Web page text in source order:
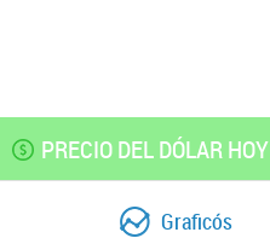
PRECIO DEL DÓLAR HOY
Graficós